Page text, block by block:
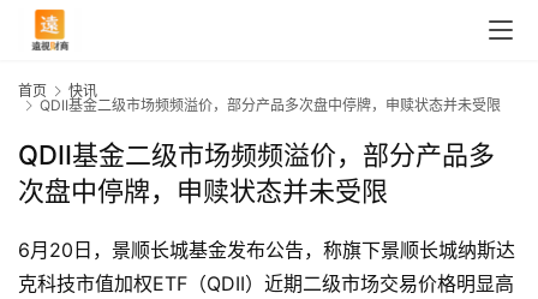
首页
快讯
QDII基金二级市场频频溢价，部分产品多次盘中停牌，申赎状态并未受限
QDII基金二级市场频频溢价，部分产品多
次盘中停牌，申赎状态并未受限
6月20日，景顺长城基金发布公告，称旗下景顺长城纳斯达
克科技市值加权ETF（QDII）近期二级市场交易价格明显高